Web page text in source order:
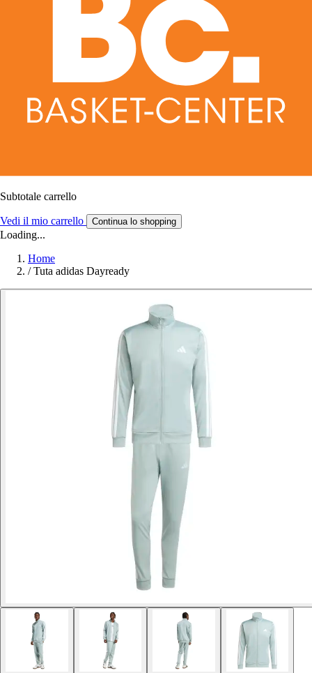
Subtotale carrello
Vedi il mio carrello Continua lo shopping
Loading...
Home
/ Tuta adidas Dayready